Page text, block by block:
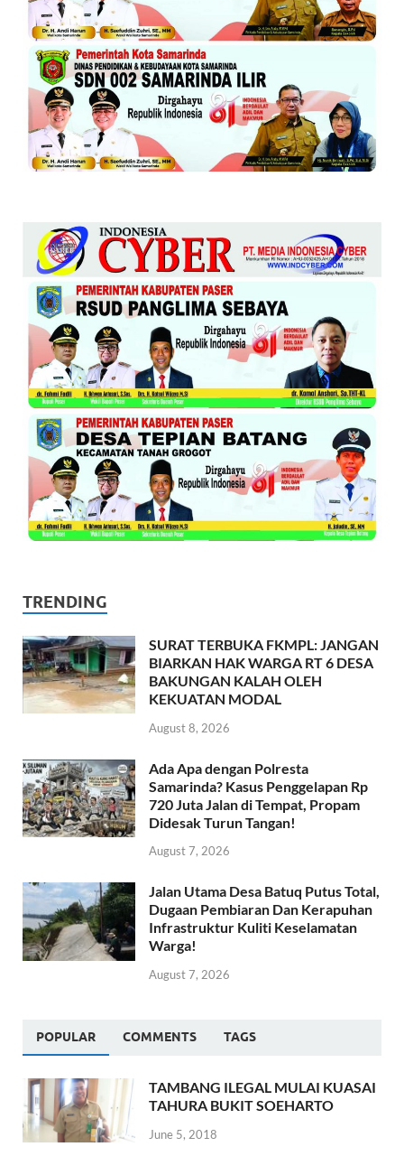
TRENDING
SURAT TERBUKA FKMPL: JANGAN
BIARKAN HAK WARGA RT 6 DESA
BAKUNGAN KALAH OLEH
KEKUATAN MODAL
August 8, 2026
Ada Apa dengan Polresta
Samarinda? Kasus Penggelapan Rp
720 Juta Jalan di Tempat, Propam
Didesak Turun Tangan!
August 7, 2026
Jalan Utama Desa Batuq Putus Total,
Dugaan Pembiaran Dan Kerapuhan
Infrastruktur Kuliti Keselamatan
Warga!
August 7, 2026
POPULAR COMMENTS TAGS
TAMBANG ILEGAL MULAI KUASAI
TAHURA BUKIT SOEHARTO
June 5, 2018